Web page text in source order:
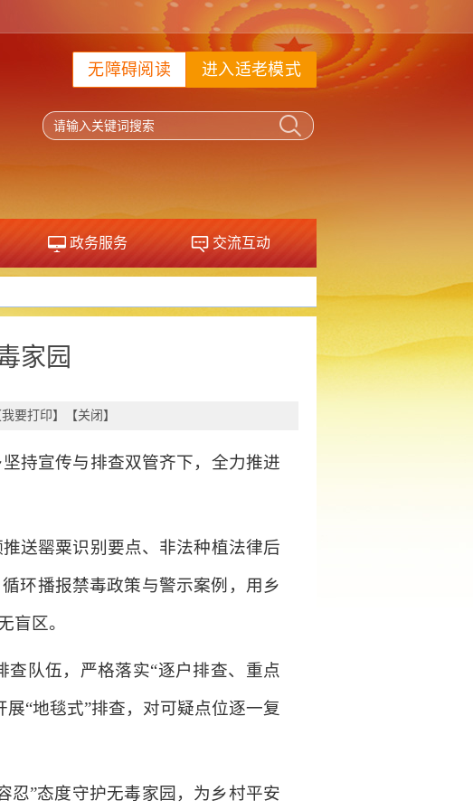
进入适老模式
无障碍阅读
政务服务 交流互动
家园
我要打印】【关闭 】
持宣传与排查双管齐下，全力推进
送罂粟识别要点、非法种植法律后
环播报禁毒政策与警示案例，用乡
盲区。
队伍，严格落实“逐户排查、重点
“地毯式”排查，对可疑点位逐一复
忍”态度守护无毒家园，为乡村平安